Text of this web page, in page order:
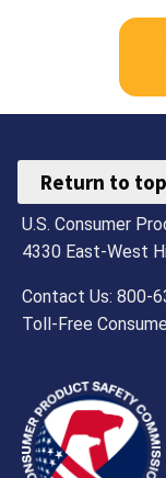
Return to top
U.S. Consumer
4330 East-West
Contact Us: 800-
Toll-Free